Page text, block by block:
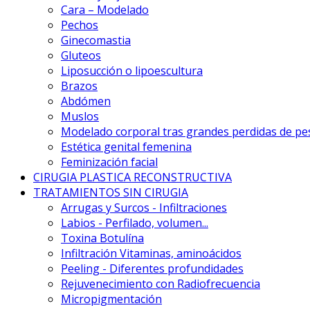
Cara – Modelado
Pechos
Ginecomastia
Gluteos
Liposucción o lipoescultura
Brazos
Abdómen
Muslos
Modelado corporal tras grandes perdidas de
Estética genital femenina
Feminización facial
CIRUGIA PLASTICA RECONSTRUCTIVA
TRATAMIENTOS SIN CIRUGIA
Arrugas y Surcos - Infiltraciones
Labios - Perfilado, volumen...
Toxina Botulína
Infiltración Vitaminas, aminoácidos
Peeling - Diferentes profundidades
Rejuvenecimiento con Radiofrecuencia
Micropigmentación